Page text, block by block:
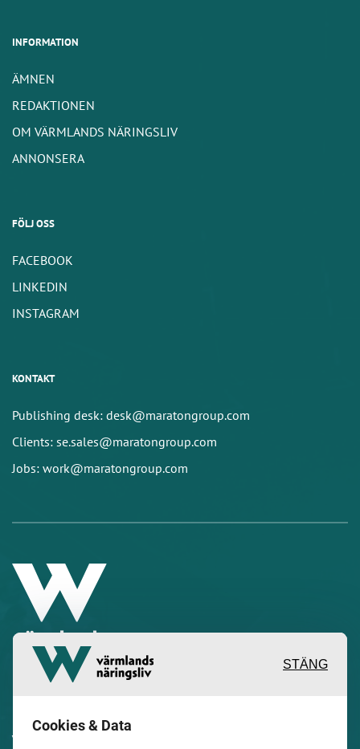
INFORMATION
ÄMNEN
REDAKTIONEN
OM VÄRMLANDS NÄRINGSLIV
ANNONSERA
FÖLJ OSS
FACEBOOK
LINKEDIN
INSTAGRAM
KONTAKT
Publishing desk: desk@maratongroup.com
Clients: se.sales@maratongroup.com
Jobs: work@maratongroup.com
värdefulla berättelser och reportage
STÄNG
Cookies & Data